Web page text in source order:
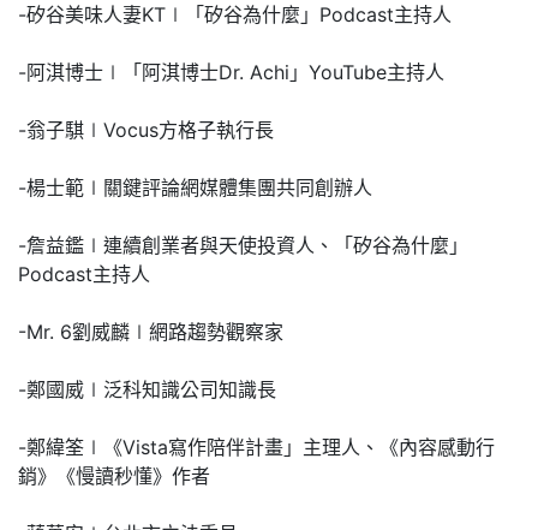
-矽谷美味人妻KT∣「矽谷為什麼」Podcast主持人
-阿淇博士∣「阿淇博士Dr. Achi」YouTube主持人
-翁子騏∣Vocus方格子執行長
-楊士範∣關鍵評論網媒體集團共同創辦人
-詹益鑑∣連續創業者與天使投資人、「矽谷為什麼」
Podcast主持人
-Mr. 6劉威麟∣網路趨勢觀察家
-鄭國威∣泛科知識公司知識長
-鄭緯筌∣《Vista寫作陪伴計畫」主理人、《內容感動行
銷》《慢讀秒懂》作者